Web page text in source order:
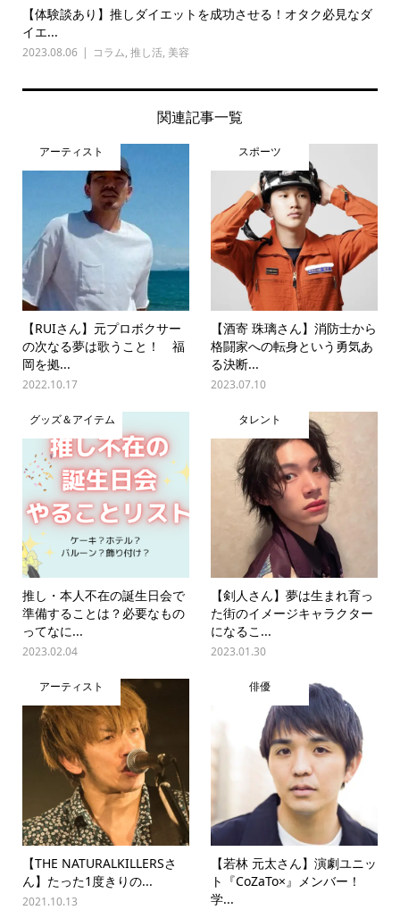
【体験談あり】推しダイエットを成功させる！オタク必見なダ
イエ...
2023.08.06 コラム, 推し活, 美容
関連記事一覧
アーティスト
【RUIさん】元プロボクサー
の次なる夢は歌うこと！ 福
岡を拠...
2022.10.17
スポーツ
【酒寄 珠璃さん】消防士から
格闘家への転身という勇気あ
る決断...
2023.07.10
グッズ＆アイテム
推し・本人不在の誕生日会で
準備することは？必要なもの
ってなに...
2023.02.04
タレント
【剣人さん】夢は生まれ育っ
た街のイメージキャラクター
になるこ...
2023.01.30
アーティスト
【THE NATURALKILLERSさ
ん】たった1度きりの...
2021.10.13
俳優
【若林 元太さん】演劇ユニッ
ト『CoZaTo×』メンバー！
学...